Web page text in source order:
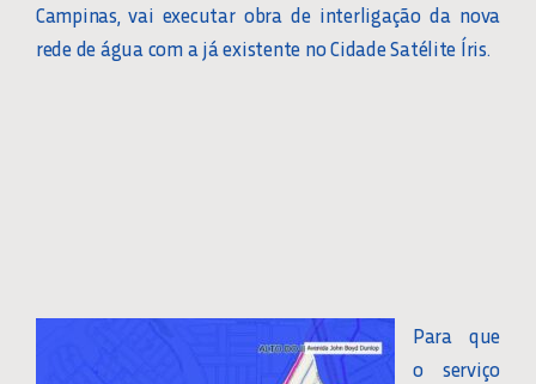
Campinas, vai executar obra de interligação da nova
rede de água com a já existente no Cidade Satélite Íris.
Para que
o serviço